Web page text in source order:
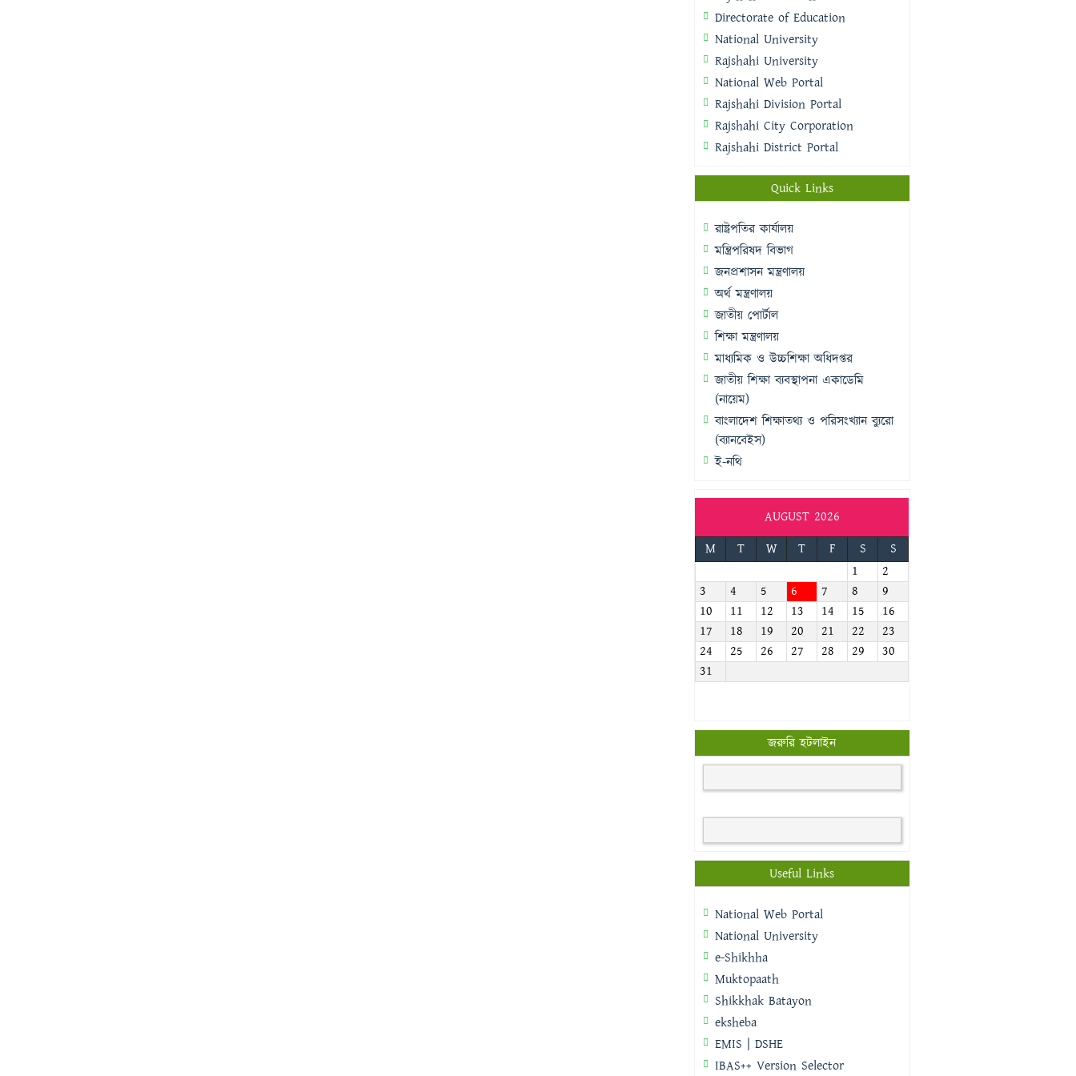
Directorate of Education
National University
Rajshahi University
National Web Portal
Rajshahi Division Portal
Rajshahi City Corporation
Rajshahi District Portal
Quick Links
রাষ্ট্রপতির কার্যালয়
মন্ত্রিপরিষদ বিভাগ
জনপ্রশাসন মন্ত্রণালয়
অর্থ মন্ত্রণালয়
জাতীয় পোর্টাল
শিক্ষা মন্ত্রণালয়
মাধ্যমিক ও উচ্চশিক্ষা অধিদপ্তর
জাতীয় শিক্ষা ব্যবস্থাপনা একাডেমি
(নায়েম)
বাংলাদেশ শিক্ষাতথ্য ও পরিসংখ্যান ব্যুরো
(ব্যানবেইস)
ই-নথি
AUGUST 2026
M
T W T F S
S
1
2
3
4 5 6 7 8
9
10
11 12 13 14 15
16
17
18 19 20 21 22
23
24
25 26 27 28 29
30
31
জরুরি হটলাইন
Useful Links
National Web Portal
National University
e-Shikhha
Muktopaath
Shikkhak Batayon
eksheba
EMIS | DSHE
IBAS++ Version Selector